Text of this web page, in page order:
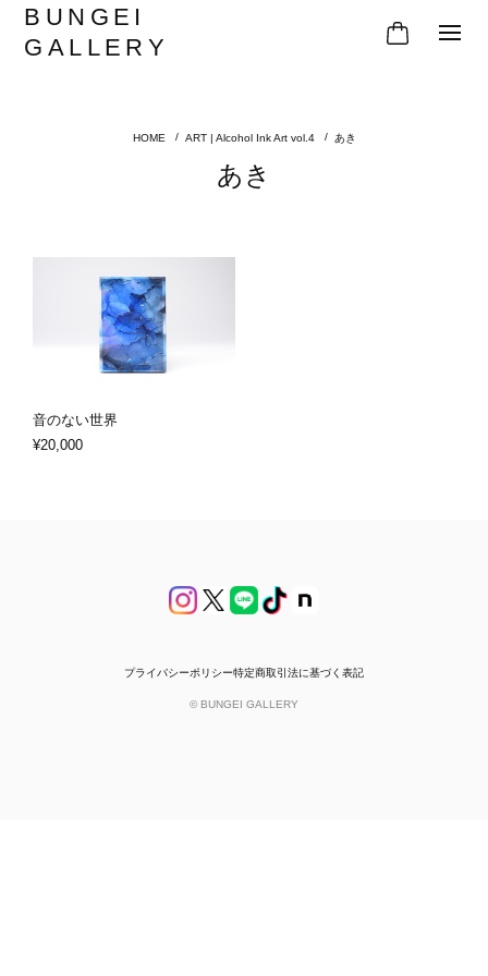
BUNGEI
GALLERY
ART | Alcohol Ink Art vol.4 あき
あき
音のない世界
¥20,000
プライバシーポリシー特定商取引法に基づく表記
© BUNGEI GALLERY